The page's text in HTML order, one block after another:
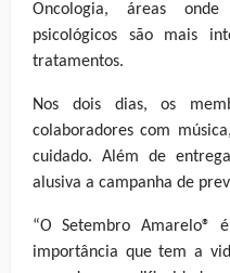
Oncologia, áreas
psicológicos são mais
tratamentos.
Nos dois dias, os
colaboradores com
cuidado. Além de
alusiva a campanha de
“O Setembro Amarelo®
importância que tem a